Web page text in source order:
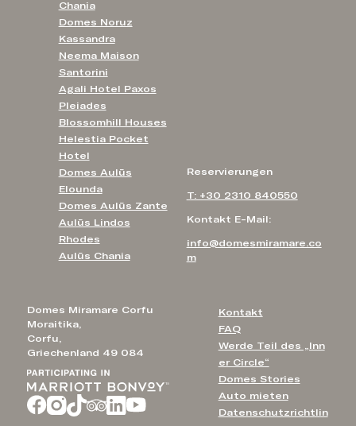
Domes Miramare Corfu
Moraitika,
Corfu,
Griechenland 49 084
Kontakt
FAQ
Werde Teil des „Inn
er Circle“
Domes Stories
Auto mieten
Datenschutzrichtlin
Reservierungen
T: +30 2310 840550
Kontakt E-Mail:
info@domesmiramare.co
m
Chania
Domes Noruz
Kassandra
Neema Maison
Santorini
Agali Hotel Paxos
Pleiades
Blossomhill Houses
Helestia Pocket
Hotel
Domes Aulūs
Elounda
Domes Aulūs Zante
Aulūs Lindos
Rhodes
Aulūs Chania